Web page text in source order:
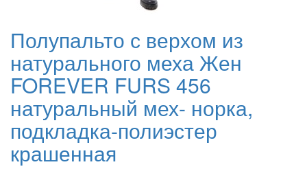
Полупальто с верхом из
натурального меха Жен
FOREVER FURS 456
натуральный мех- норка,
подкладка-полиэстер
крашенная